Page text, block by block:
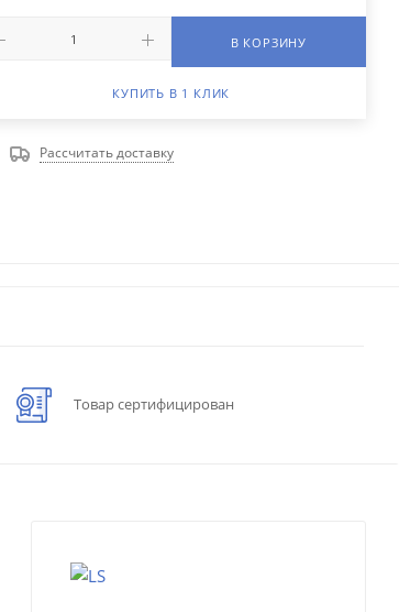
В КОРЗИНУ
КУПИТЬ В 1 КЛИК
Рассчитать доставку
Товар сертифицирован